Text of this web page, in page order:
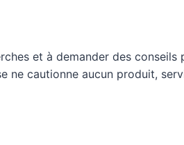
et à demander des
ne cautionne aucun produit,